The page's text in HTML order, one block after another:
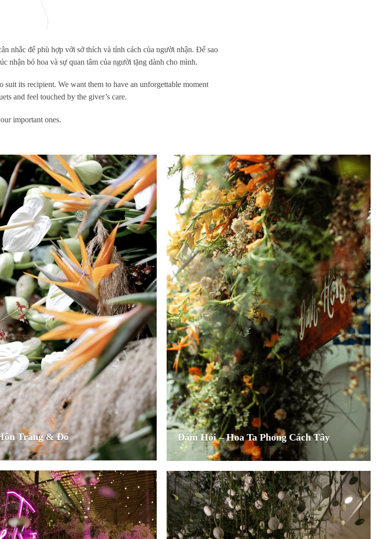
nhắc để phù hợp với sở thích và tính cách của người nhận. Để sao
nhận bó hoa và sự quan tâm của người tặng dành cho mình.
suit its recipient. We want them to have an unforgettable moment
and feel touched by the giver’s care.
important ones.
Trắng & Đỏ Đám Hỏi – Hoa Ta Phong Cách Tây